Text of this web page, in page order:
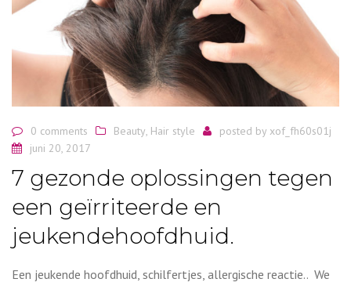
0 comments Beauty, Hair style posted by xof_fh60s01j
juni 20, 2017
7 gezonde oplossingen tegen
een geïrriteerde en
jeukendehoofdhuid.
Een jeukende hoofdhuid, schilfertjes, allergische reactie.. We